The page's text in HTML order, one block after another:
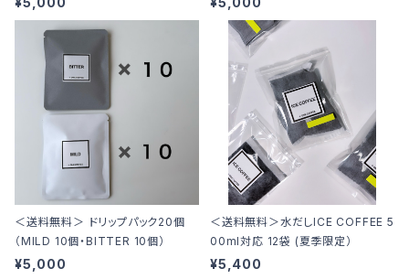
＜送料無料＞ ドリップパック20個
（MILD 10個・BITTER 10個）
¥5,000
＜送料無料＞水だしICE COFFEE 5
00ml対応 12袋 (夏季限定）
¥5,400